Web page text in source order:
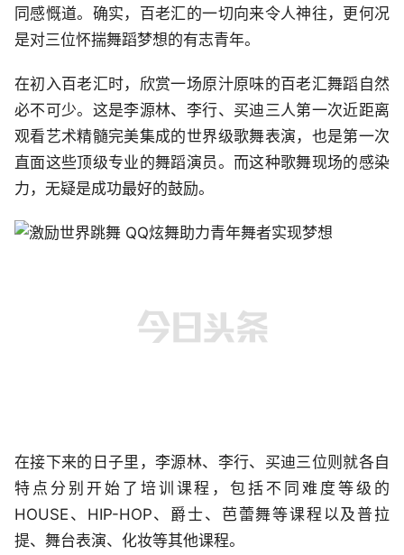
同感慨道。确实，百老汇的一切向来令人神往，更何况
是对三位怀揣舞蹈梦想的有志青年。
在初入百老汇时，欣赏一场原汁原味的百老汇舞蹈自然
必不可少。这是李源林、李行、买迪三人第一次近距离
观看艺术精髓完美集成的世界级歌舞表演，也是第一次
直面这些顶级专业的舞蹈演员。而这种歌舞现场的感染
力，无疑是成功最好的鼓励。
在接下来的日子里，李源林、李行、买迪三位则就各自
特点分别开始了培训课程，包括不同难度等级的
HOUSE、HIP-HOP、爵士、芭蕾舞等课程以及普拉
提、舞台表演、化妆等其他课程。